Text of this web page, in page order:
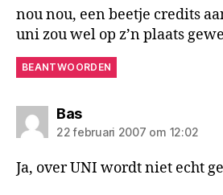
nou nou, een beetje credits
uni zou wel op z’n plaats
BEANTWOORDEN
Baszegt:
22 februari 2007 om 12:02
Ja, over UNI wordt niet echt